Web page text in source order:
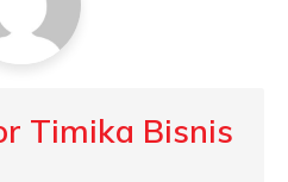
Timika Bisnis